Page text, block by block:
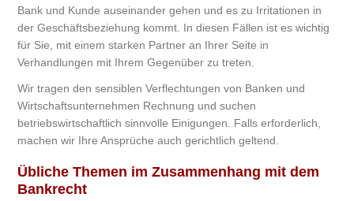
Bank und Kunde auseinander gehen und es zu Irritationen in
der Geschäftsbeziehung kommt. In diesen Fällen ist es wichtig
für Sie, mit einem starken Partner an Ihrer Seite in
Verhandlungen mit Ihrem Gegenüber zu treten.
Wir tragen den sensiblen Verflechtungen von Banken und
Wirtschaftsunternehmen Rechnung und suchen
betriebswirtschaftlich sinnvolle Einigungen. Falls erforderlich,
machen wir Ihre Ansprüche auch gerichtlich geltend.
Übliche Themen im Zusammenhang mit dem
Bankrecht